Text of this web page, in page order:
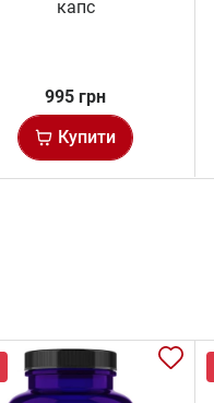
капс
995 грн
Купити